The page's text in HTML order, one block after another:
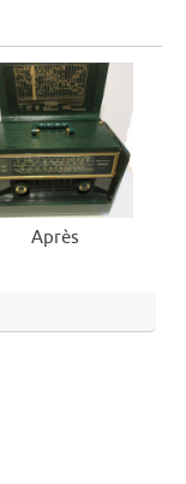
Après